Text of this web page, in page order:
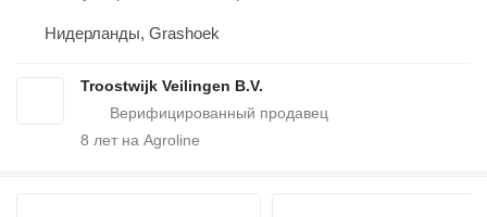
Нидерланды, Grashoek
Troostwijk Veilingen B.V.
8 лет на Agroline